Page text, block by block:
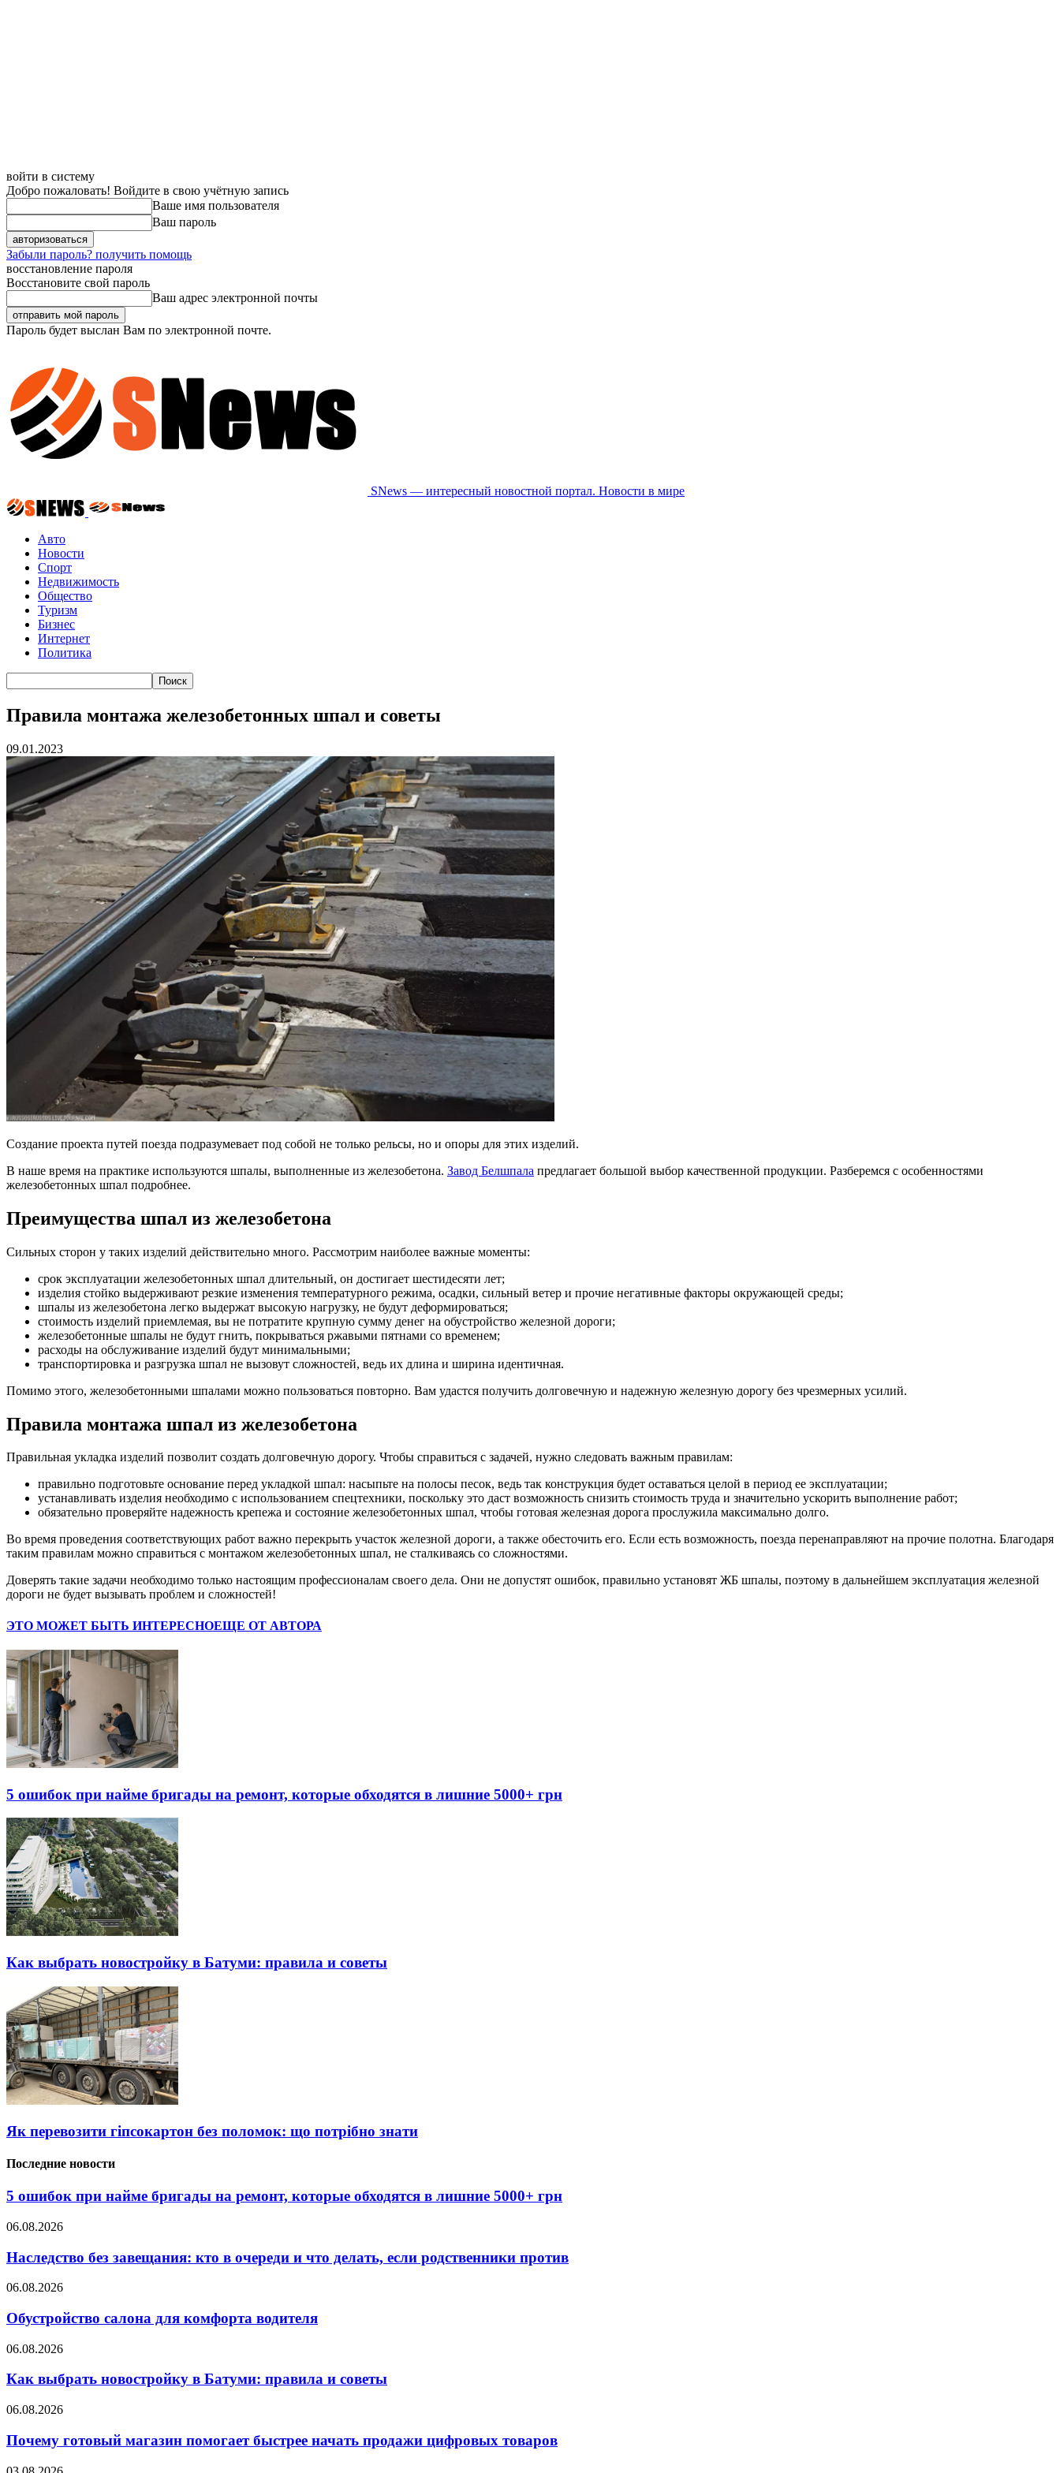
войти в систему
Добро пожаловать! Войдите в свою учётную запись
Ваше имя пользователя
Ваш пароль
Забыли пароль? получить помощь
восстановление пароля
Восстановите свой пароль
Ваш адрес электронной почты
Пароль будет выслан Вам по электронной почте.
SNews — интересный новостной портал. Новости в мире
Авто
Новости
Спорт
Недвижимость
Общество
Туризм
Бизнес
Интернет
Политика
Правила монтажа железобетонных шпал и советы
09.01.2023
Создание проекта путей поезда подразумевает под собой не только рельсы, но и опоры для этих изделий.
В наше время на практике используются шпалы, выполненные из железобетона. Завод Белшпала предлагает большой выбор качественной продукции. Разберемся с особенностями
железобетонных шпал подробнее.
Преимущества шпал из железобетона
Сильных сторон у таких изделий действительно много. Рассмотрим наиболее важные моменты:
срок эксплуатации железобетонных шпал длительный, он достигает шестидесяти лет;
изделия стойко выдерживают резкие изменения температурного режима, осадки, сильный ветер и прочие негативные факторы окружающей среды;
шпалы из железобетона легко выдержат высокую нагрузку, не будут деформироваться;
стоимость изделий приемлемая, вы не потратите крупную сумму денег на обустройство железной дороги;
железобетонные шпалы не будут гнить, покрываться ржавыми пятнами со временем;
расходы на обслуживание изделий будут минимальными;
транспортировка и разгрузка шпал не вызовут сложностей, ведь их длина и ширина идентичная.
Помимо этого, железобетонными шпалами можно пользоваться повторно. Вам удастся получить долговечную и надежную железную дорогу без чрезмерных усилий.
Правила монтажа шпал из железобетона
Правильная укладка изделий позволит создать долговечную дорогу. Чтобы справиться с задачей, нужно следовать важным правилам:
правильно подготовьте основание перед укладкой шпал: насыпьте на полосы песок, ведь так конструкция будет оставаться целой в период ее эксплуатации;
устанавливать изделия необходимо с использованием спецтехники, поскольку это даст возможность снизить стоимость труда и значительно ускорить выполнение работ;
обязательно проверяйте надежность крепежа и состояние железобетонных шпал, чтобы готовая железная дорога прослужила максимально долго.
Во время проведения соответствующих работ важно перекрыть участок железной дороги, а также обесточить его. Если есть возможность, поезда перенаправляют на прочие полотна. Благодаря
таким правилам можно справиться с монтажом железобетонных шпал, не сталкиваясь со сложностями.
Доверять такие задачи необходимо только настоящим профессионалам своего дела. Они не допустят ошибок, правильно установят ЖБ шпалы, поэтому в дальнейшем эксплуатация железной
дороги не будет вызывать проблем и сложностей!
ЭТО МОЖЕТ БЫТЬ ИНТЕРЕСНОЕЩЕ ОТ АВТОРА
5 ошибок при найме бригады на ремонт, которые обходятся в лишние 5000+ грн
Как выбрать новостройку в Батуми: правила и советы
Як перевозити гіпсокартон без поломок: що потрібно знати
Последние новости
5 ошибок при найме бригады на ремонт, которые обходятся в лишние 5000+ грн
06.08.2026
Наследство без завещания: кто в очереди и что делать, если родственники против
06.08.2026
Обустройство салона для комфорта водителя
06.08.2026
Как выбрать новостройку в Батуми: правила и советы
06.08.2026
Почему готовый магазин помогает быстрее начать продажи цифровых товаров